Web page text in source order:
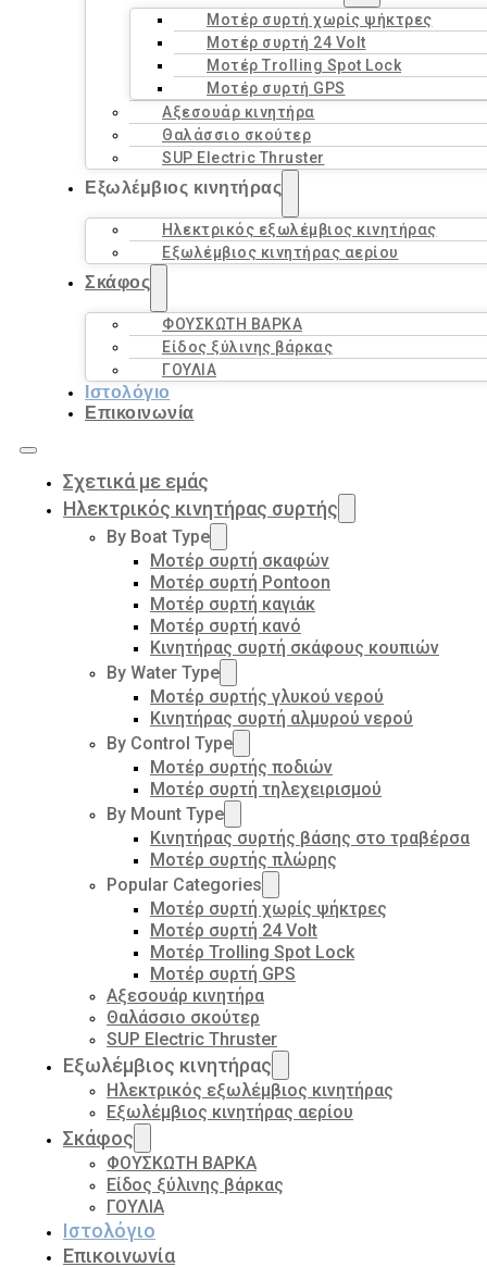
Μοτέρ συρτή χωρίς ψήκτρες
Μοτέρ συρτή 24 Volt
Μοτέρ Trolling Spot Lock
Μοτέρ συρτή GPS
Αξεσουάρ κινητήρα
Θαλάσσιο σκούτερ
SUP Electric Thruster
Εξωλέμβιος κινητήρας
Ηλεκτρικός εξωλέμβιος κινητήρας
Εξωλέμβιος κινητήρας αερίου
Σκάφος
ΦΟΥΣΚΩΤΗ ΒΑΡΚΑ
Είδος ξύλινης βάρκας
ΓΟΥΛΙΑ
Ιστολόγιο
Επικοινωνία
Σχετικά με εμάς
Ηλεκτρικός κινητήρας συρτής
By Boat Type
Μοτέρ συρτή σκαφών
Μοτέρ συρτή Pontoon
Μοτέρ συρτή καγιάκ
Μοτέρ συρτή κανό
Κινητήρας συρτή σκάφους κουπιών
By Water Type
Μοτέρ συρτής γλυκού νερού
Κινητήρας συρτή αλμυρού νερού
By Control Type
Μοτέρ συρτής ποδιών
Μοτέρ συρτή τηλεχειρισμού
By Mount Type
Κινητήρας συρτής βάσης στο τραβέρσα
Μοτέρ συρτής πλώρης
Popular Categories
Μοτέρ συρτή χωρίς ψήκτρες
Μοτέρ συρτή 24 Volt
Μοτέρ Trolling Spot Lock
Μοτέρ συρτή GPS
Αξεσουάρ κινητήρα
Θαλάσσιο σκούτερ
SUP Electric Thruster
Εξωλέμβιος κινητήρας
Ηλεκτρικός εξωλέμβιος κινητήρας
Εξωλέμβιος κινητήρας αερίου
Σκάφος
ΦΟΥΣΚΩΤΗ ΒΑΡΚΑ
Είδος ξύλινης βάρκας
ΓΟΥΛΙΑ
Ιστολόγιο
Επικοινωνία